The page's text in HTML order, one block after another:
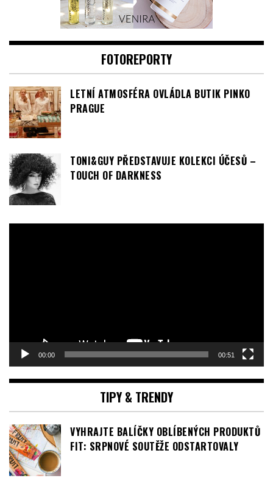
LETNÍ ATMOSFÉRA OVLÁDLA BUTIK PINKO
PRAGUE
TONI&GUY PŘEDSTAVUJE KOLEKCI ÚČESŮ –
TOUCH OF DARKNESS
přehrávač
VYHRAJTE BALÍČKY OBLÍBENÝCH PRODUKTŮ
FIT: SRPNOVÉ SOUTĚŽE ODSTARTOVALY
NOVÁ VŮNĚ SWEET TOOTH LEMON PIE OD
SABRINY CARPENTER